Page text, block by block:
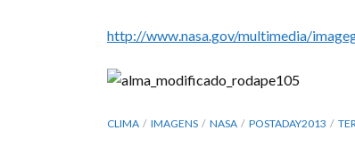
http://www.nasa.gov/multimedia/
CLIMA IMAGENS NASA POSTADAY2013